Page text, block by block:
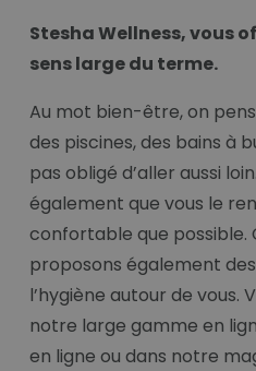
Stesha Wellness, vous
sens large du terme.
Au mot bien-être, on
des piscines, des bains à
pas obligé d’aller aussi
également que vous le
confortable que possible.
proposons également
l’hygiène autour de vous.
notre large gamme en
en ligne ou dans notre